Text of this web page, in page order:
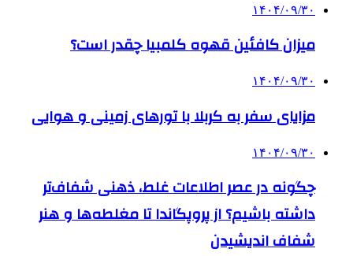
۱۴۰۴/۰۹/۳۰
میزان کافئین قهوه کلمبیا چقدر است؟
۱۴۰۴/۰۹/۳۰
مزایای سفر به کربلا با تورهای زمینی و هوایی
۱۴۰۴/۰۹/۳۰
چگونه در عصر اطلاعات غلط، ذهنی شفاف‌تر
داشته باشیم؟ از پروپگاندا تا مغلطه‌ها و هنر
شفاف اندیشیدن